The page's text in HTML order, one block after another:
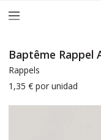
Baptême Rappel
Rappels
1,35 € por unidad